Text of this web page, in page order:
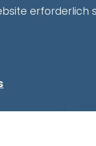
erforderlich